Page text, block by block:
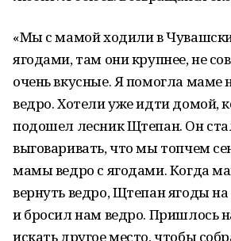
«Мы с мамой ходили в
ягодами, там они крупнее, не
очень вкусные. Я помогла маме
ведро. Хотели уже идти домой,
подошел лесник Щтепан. Он
выговаривать, что мы топчем
мамы ведро с ягодами. Когда
вернуть ведро, Щтепан ягоды
и бросил нам ведро. Пришлось
искать другое место, чтобы